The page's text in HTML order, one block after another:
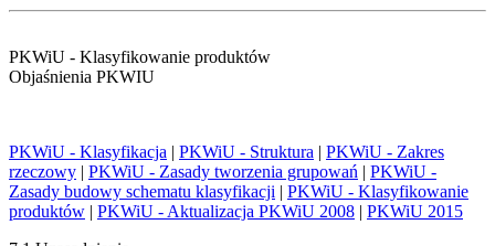
PKWiU - Klasyfikowanie produktów
Objaśnienia PKWIU
PKWiU - Klasyfikacja | PKWiU - Struktura | PKWiU - Zakres
rzeczowy | PKWiU - Zasady tworzenia grupowań | PKWiU -
Zasady budowy schematu klasyfikacji | PKWiU - Klasyfikowanie
produktów | PKWiU - Aktualizacja PKWiU 2008 | PKWiU 2015